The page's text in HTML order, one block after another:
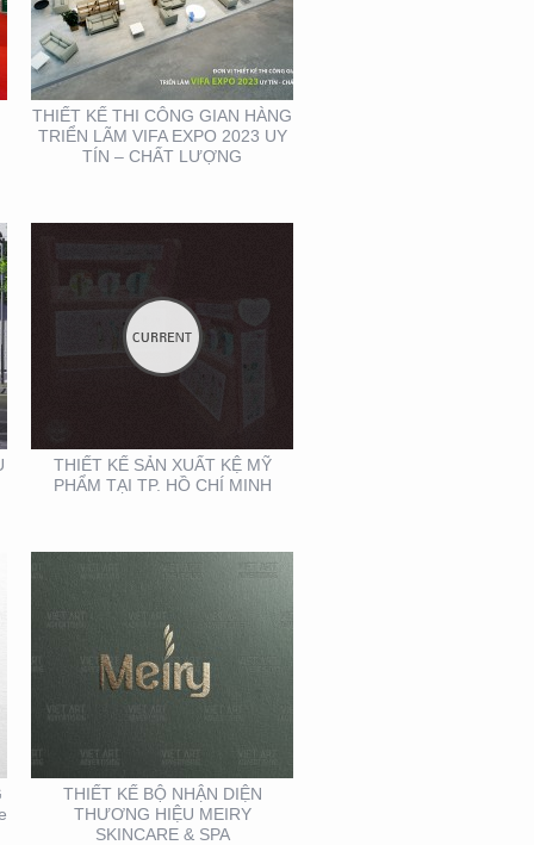
THIẾT KẾ THI CÔNG GIAN HÀNG
TRIỂN LÃM VIFA EXPO 2023 UY
TÍN – CHẤT LƯỢNG
THIẾT KẾ SẢN XUẤT KỆ
MỸ PHẨM TẠI TP. HỒ
CHÍ MINH
THIẾT KẾ SẢN XUẤT KỆ MỸ
PHẨM TẠI TP. HỒ CHÍ MINH
THIẾT KẾ BỘ NHẬN
DIỆN THƯƠNG HIỆU
THIẾT KẾ BỘ NHẬN DIỆN
THƯƠNG HIỆU MEIRY
SKINCARE & SPA
THIẾT KẾ THI CÔNG
GIAN HÀNG ACG –